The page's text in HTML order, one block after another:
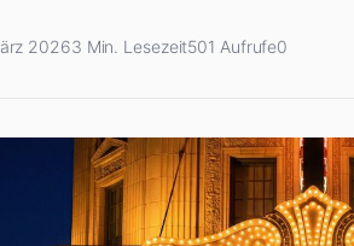
20263 Min. Lesezeit501 Aufrufe0